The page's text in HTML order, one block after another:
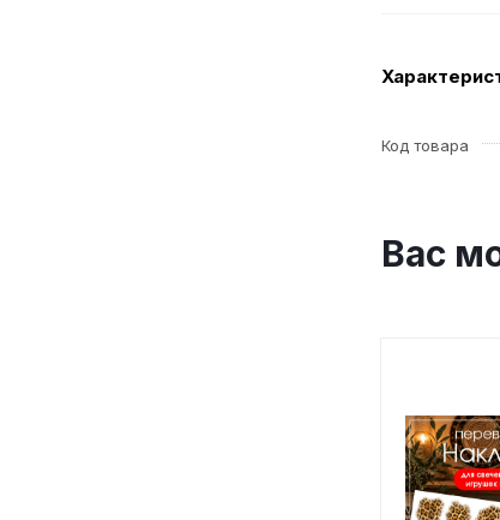
Код товара
Вас